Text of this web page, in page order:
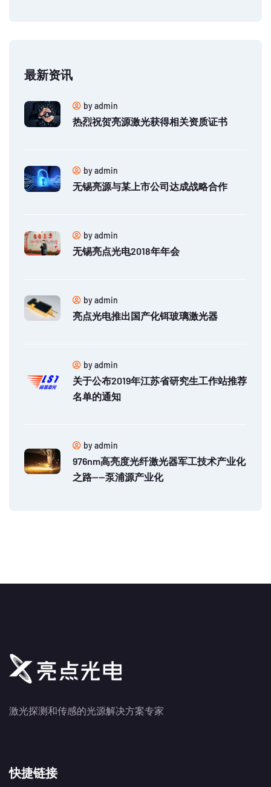
最新资讯
by admin
热烈祝贺亮源激光获得相关资质证书
by admin
无锡亮源与某上市公司达成战略合作
by admin
无锡亮点光电2018年年会
by admin
亮点光电推出国产化铒玻璃激光器
by admin
关于公布2019年江苏省研究生工作站推荐
名单的通知
by admin
976nm高亮度光纤激光器军工技术产业化
之路——泵浦源产业化
激光探测和传感的光源解决方案专家
快捷链接